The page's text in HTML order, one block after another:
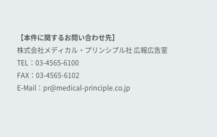
【本件に関するお問い合わせ先】
株式会社メディカル・プリンシプル社 広報広告室
TEL：03-4565-6100
FAX：03-4565-6102
E-Mail：pr@medical-principle.co.jp